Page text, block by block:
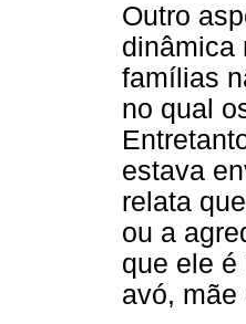
Outro
dinâmica
famílias
no qual
estava
relata
ou a
que ele
avó, mãe